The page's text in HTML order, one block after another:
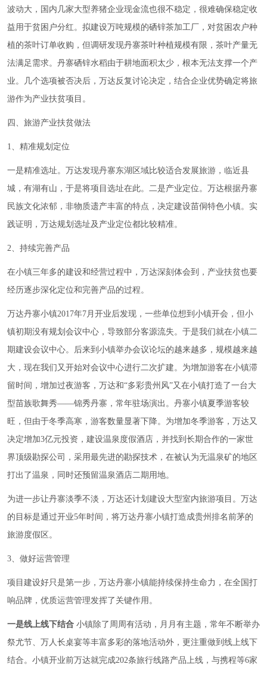
波动大，国内几家大型养猪企业现金流也很不稳定，很难确保稳定收
益用于贫困户分红。拟建设万吨规模的硒锌茶加工厂，对贫困农户种
植的茶叶订单收购，但调研发现丹寨茶叶种植规模有限，茶叶产量无
法满足需求。丹寨硒锌水稻由于耕地面积太少，根本无法支撑一个产
业。几个选项被否决后，万达反复讨论决定，结合企业优势确定将旅
游作为产业扶贫项目。
四、旅游产业扶贫做法
1、精准规划定位
一是精准选址。万达发现丹寨东湖区域比较适合发展旅游，临近县
城，有湖有山，于是将项目选址在此。二是产业定位。万达根据丹寨
民族文化浓郁，非物质遗产丰富的特点，决定建设苗侗特色小镇。实
践证明，万达规划选址及产业定位都比较精准。
2、持续完善产品
在小镇三年多的建设和经营过程中，万达深刻体会到，产业扶贫也要
经历逐步深化定位和完善产品的过程。
万达丹寨小镇2017年7月开业后发现，一些单位想到小镇开会，但小
镇初期没有规划会议中心，导致部分客源流失。于是我们就在小镇二
期建设会议中心。后来到小镇举办会议论坛的越来越多，规模越来越
大，现在我们又开始对会议中心进行二次扩建。为增加游客在小镇滞
留时间，增加过夜游客，万达和“多彩贵州风”又在小镇打造了一台大
型苗族歌舞秀——锦秀丹寨，常年驻场演出。丹寨小镇夏季游客较
旺，但由于冬季高寒，游客数量显著下降。为增加冬季游客，万达又
决定增加3亿元投资，建设温泉度假酒店，并找到长期合作的一家世
界顶级勘探公司，采用最先进的勘探技术，在被认为无温泉矿的地区
打出了温泉，同时还预留温泉酒店二期用地。
为进一步让丹寨淡季不淡，万达还计划建设大型室内旅游项目。万达
的目标是通过开业5年时间，将万达丹寨小镇打造成贵州排名前茅的
旅游度假区。
3、做好运营管理
项目建设好只是第一步，万达丹寨小镇能持续保持生命力，在全国打
响品牌，优质运营管理发挥了关键作用。
一是线上线下结合 小镇除了周周有活动，月月有主题，常年不断举办
祭尤节、万人长桌宴等丰富多彩的落地活动外，更注重做到线上线下
结合。小镇开业前万达就完成202条旅行线路产品上线，与携程等6家